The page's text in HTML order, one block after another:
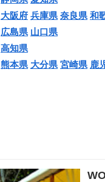
大阪府 兵庫県 奈良県 和
広島県 山口県
高知県
熊本県 大分県 宮崎県 鹿